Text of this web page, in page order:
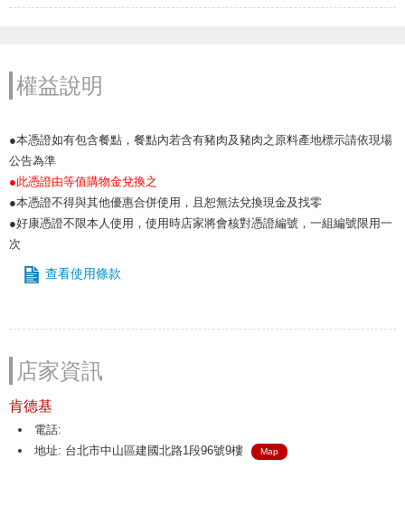
權益說明
●本憑證如有包含餐點，餐點內若含有豬肉及豬肉之原料產地標示請依現場
公告為準
●此憑證由等值購物金兌換之
●本憑證不得與其他優惠合併使用，且恕無法兌換現金及找零
●好康憑證不限本人使用，使用時店家將會核對憑證編號，一組編號限用一
次
查看使用條款
店家資訊
肯德基
電話:
地址: 台北市中山區建國北路1段96號9樓
Map